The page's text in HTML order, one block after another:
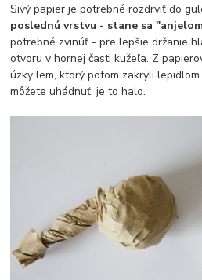
Sivý papier je potrebné rozdrviť do
poslednú vrstvu - stane sa
potrebné zvinúť - pre lepšie držanie
otvoru v hornej časti kužeľa. Z
úzky lem, ktorý potom zakryli
môžete uhádnuť, je to halo.